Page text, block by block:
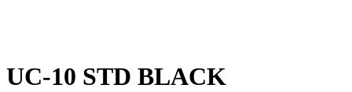
UC-10 STD BLACK